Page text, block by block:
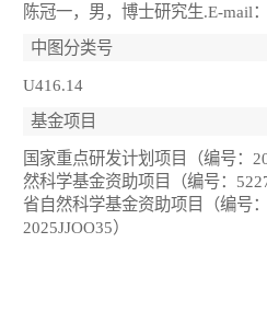
陈冠一，男，博士研究生.E-mail
中图分类号
U416.14
基金项目
国家重点研发计划项目（编号：
然科学基金资助项目（编号：
省自然科学基金资助项目（编号：
2025JJOO35）